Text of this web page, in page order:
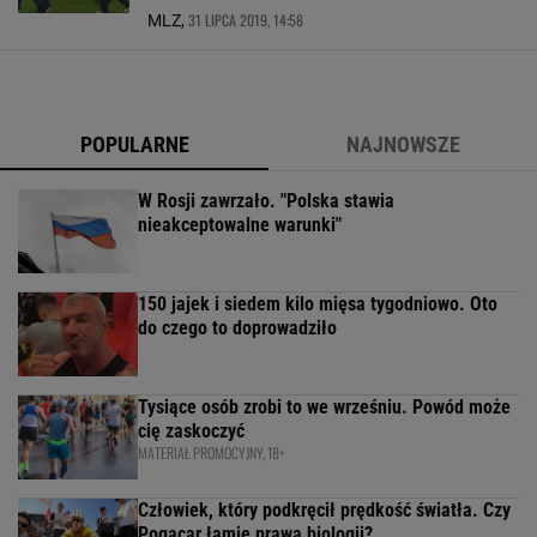
MLZ, 31 LIPCA 2019, 14:58
POPULARNE NAJNOWSZE
W Rosji zawrzało. "Polska stawia
nieakceptowalne warunki"
150 jajek i siedem kilo mięsa tygodniowo. Oto
do czego to doprowadziło
Tysiące osób zrobi to we wrześniu. Powód może
cię zaskoczyć
MATERIAŁ PROMOCYJNY, 18+
Człowiek, który podkręcił prędkość światła. Czy